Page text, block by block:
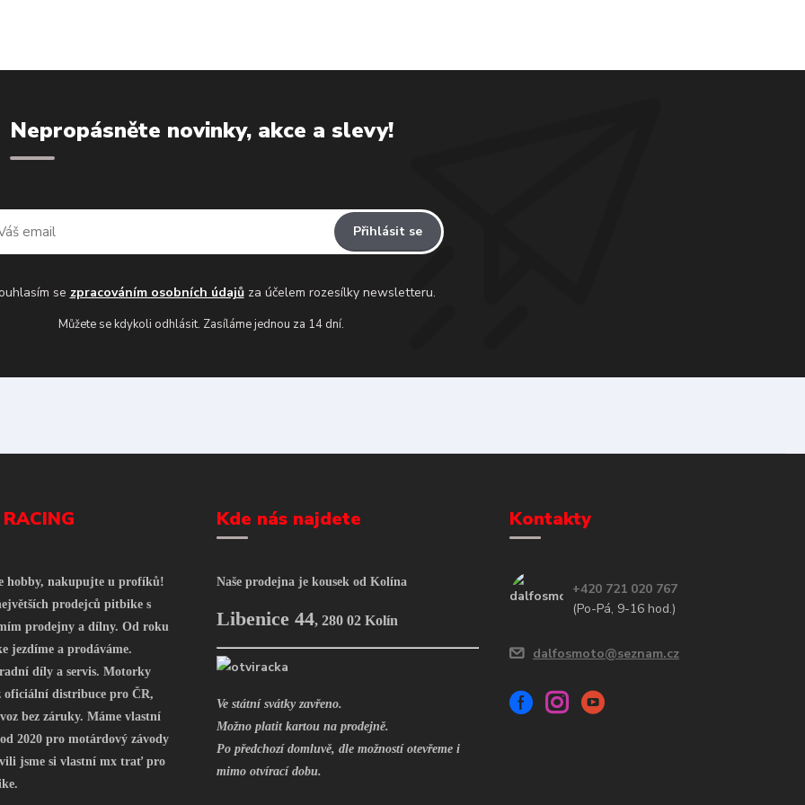
Nepropásněte novinky, akce a slevy!
Přihlásit se
se zpracováním osobních údajůza účelem rozesílky newsletteru.
Můžete se kdykoli odhlásit. Zasíláme jednou za 14 dní.
hobby, nakupujte u profíků!
prodejců pitbike s
prodejny a dílny. Od roku
jezdíme a prodáváme.
díly a servis. Motorky
oficiální distribuce pro ČR,
bez záruky. Máme vlastní
2020 pro motárdový závody
jsme si vlastní mx trať pro
Kde nás najdete
Naše prodejna je kousek od Kolína
Libenice 44, 280 02 Kolín
Ve státní svátky zavřeno.
Možno platit kartou na prodejně.
Po předchozí domluvě, dle možností otevřeme i
mimo otvírací dobu.
Kontakty
+420 721 020 767
(Po-Pá, 9-16 hod.)
dalfosmoto@seznam.cz